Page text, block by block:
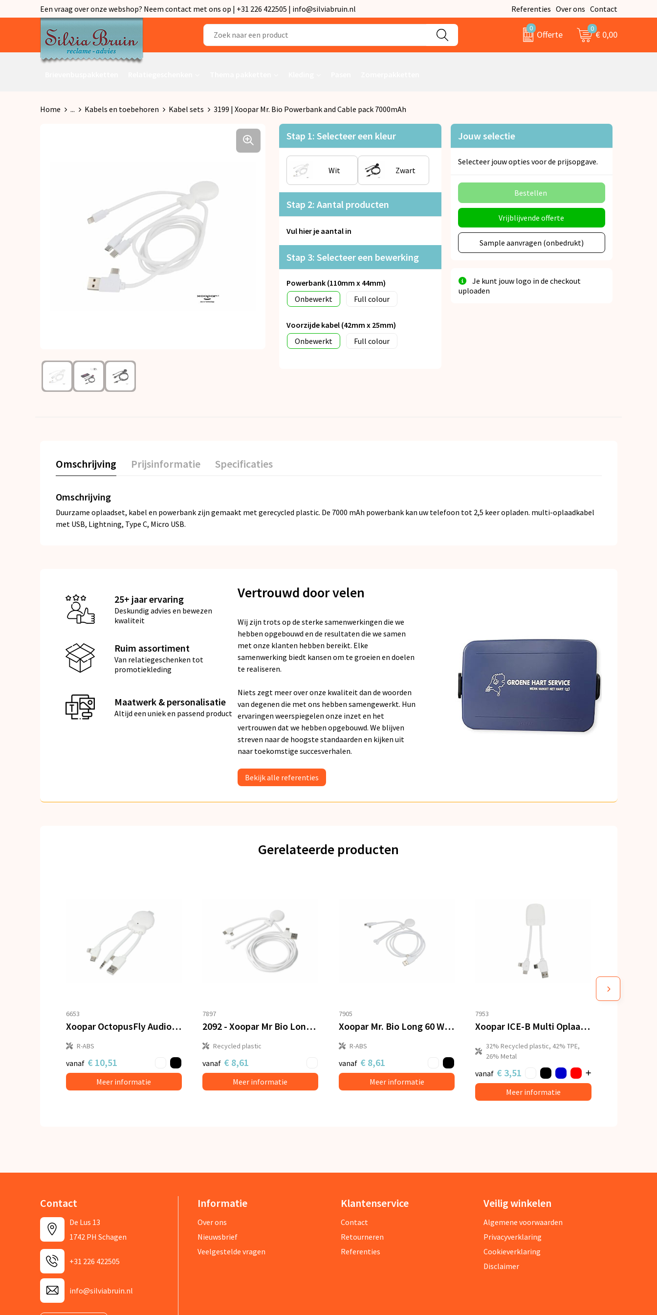
Een vraag over onze webshop? Neem contact met ons op | +31 226 422505 | info@silviabruin.nl Referenties Over ons Contact
0
Offerte
0
€ 0,00
Home ... Kabels en toebehoren Kabel sets 3199 | Xoopar Mr. Bio Powerbank and Cable pack 7000mAh
Stap 1: Selecteer een kleur
Wit Zwart
Stap 2: Aantal producten
Vul hier je aantal in
Stap 3: Selecteer een bewerking
Powerbank (110mm x 44mm)
Onbewerkt
Full colour
Voorzijde kabel (42mm x 25mm)
Onbewerkt
Full colour
Jouw selectie
Selecteer jouw opties voor de prijsopgave.
Bestellen
Vrijblijvende offerte
Sample aanvragen (onbedrukt)
Je kunt jouw logo in de checkout
uploaden
Omschrijving Prijsinformatie Specificaties
Omschrijving
Duurzame oplaadset, kabel en powerbank zijn gemaakt met gerecycled plastic. De 7000 mAh powerbank kan uw telefoon tot 2,5 keer opladen. multi-oplaadkabel
met USB, Lightning, Type C, Micro USB.
25+ jaar ervaring
Deskundig advies en bewezen
kwaliteit
Ruim assortiment
Van relatiegeschenken tot
promotiekleding
Maatwerk & personalisatie
Altijd een uniek en passend product
Vertrouwd door velen
Wij zijn trots op de sterke samenwerkingen die we
hebben opgebouwd en de resultaten die we samen
met onze klanten hebben bereikt. Elke
samenwerking biedt kansen om te groeien en doelen
te realiseren.
Niets zegt meer over onze kwaliteit dan de woorden
van degenen die met ons hebben samengewerkt. Hun
ervaringen weerspiegelen onze inzet en het
vertrouwen dat we hebben opgebouwd. We blijven
streven naar de hoogste standaarden en kijken uit
naar toekomstige succesverhalen.
Bekijk alle referenties
Gerelateerde producten
6653
Xoopar OctopusFly Audiozender
R-ABS
vanaf € 10,51
Meer informatie
7897
2092 - Xoopar Mr Bio Long 60 W PD Multi Oplaadkabel 2 Meter
Recycled plastic
vanaf € 8,61
Meer informatie
7905
Xoopar Mr. Bio Long 60 W PD Multi Oplaadkabel 1.2 Meter
R-ABS
vanaf € 8,61
Meer informatie
7953
Xoopar ICE-B Multi Oplaadkabel
32% Recycled plastic, 42% TPE,
26% Metal
vanaf € 3,51
Meer informatie
Contact
De Lus 13
1742 PH Schagen
+31 226 422505
info@silviabruin.nl
Informatie
Over ons
Nieuwsbrief
Veelgestelde vragen
Klantenservice
Contact
Retourneren
Referenties
Veilig winkelen
Algemene voorwaarden
Privacyverklaring
Cookieverklaring
Disclaimer